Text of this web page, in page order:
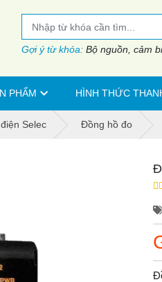
Gợi ý từ khóa: Bộ nguồn, cảm
PHẨM HÌNH THỨC
Selec Đồng hồ đo